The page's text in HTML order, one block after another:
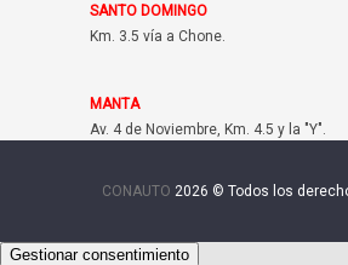
SANTO DOMINGO
Km. 3.5 vía a Chone.
MANTA
Av. 4 de Noviembre, Km. 4.5 y la "Y".
CONAUTO 2026 © Todos los
Gestionar consentimiento